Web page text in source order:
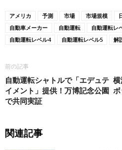
アメリカ 予測 市場 市場規模
自動車メーカー
自動運転 自動運転レ
自動運転レベル4
自動運転レベル5 解
前の記事
自動運転シャトルで「エデュテ
イメント」提供！万博記念公園
で共同実証
横
ボ
関連記事